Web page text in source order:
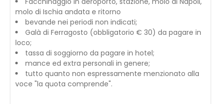
molo di Ischia andata e ritorno
bevande nei periodi non indicati;
Galà di Ferragosto (obbligatorio € 30) da pagare in
loco;
tassa di soggiorno da pagare in hotel;
mance ed extra personali in genere;
tutto quanto non espressamente menzionato alla
voce "la quota comprende".